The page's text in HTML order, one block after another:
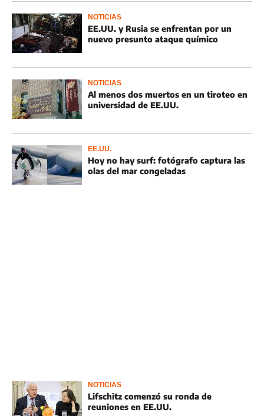
NOTICIAS
EE.UU. y Rusia se enfrentan por un
nuevo presunto ataque químico
NOTICIAS
Al menos dos muertos en un tiroteo en
universidad de EE.UU.
EE.UU.
Hoy no hay surf: fotógrafo captura las
olas del mar congeladas
NOTICIAS
Lifschitz comenzó su ronda de
reuniones en EE.UU.